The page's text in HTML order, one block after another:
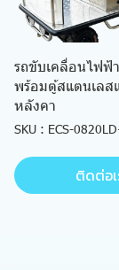
รถขับเคลื่อนไฟฟ้
พร้อมตู้สแตนเลส
หลังคา
SKU : ECS-
ติดต่อเ